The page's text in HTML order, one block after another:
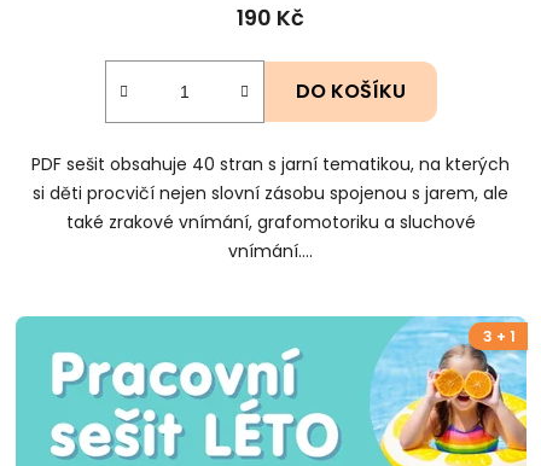
190 Kč
DO KOŠÍKU
PDF sešit obsahuje 40 stran s jarní tematikou, na kterých
si děti procvičí nejen slovní zásobu spojenou s jarem, ale
také zrakové vnímání, grafomotoriku a sluchové
vnímání....
3 + 1